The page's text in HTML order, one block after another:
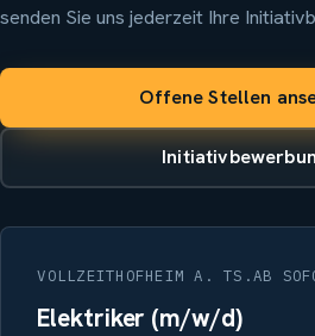
senden Sie uns jederzeit Ihre
Offene Stellen
VOLLZEITHOFHEIM A. TS. AB
Elektriker (m/w/d)